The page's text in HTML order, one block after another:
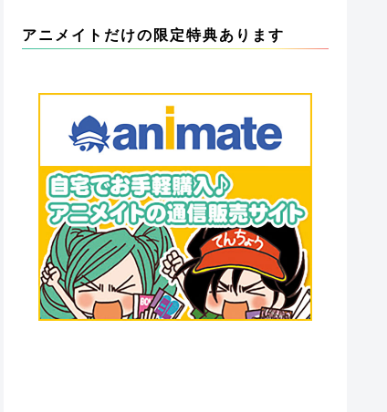
アニメイトだけの限定特典あります